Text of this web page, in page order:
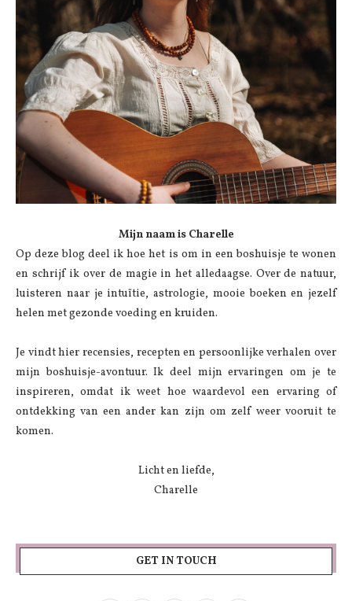
Mijn naam is Charelle
Op deze blog deel ik hoe het is om in een boshuisje te wonen
en schrijf ik over de magie in het alledaagse. Over de natuur,
luisteren naar je intuïtie, astrologie, mooie boeken en jezelf
helen met gezonde voeding en kruiden.
Je vindt hier recensies, recepten en persoonlijke verhalen over
mijn boshuisje-avontuur. Ik deel mijn ervaringen om je te
inspireren, omdat ik weet hoe waardevol een ervaring of
ontdekking van een ander kan zijn om zelf weer vooruit te
komen.
Licht en liefde,
Charelle
GET IN TOUCH